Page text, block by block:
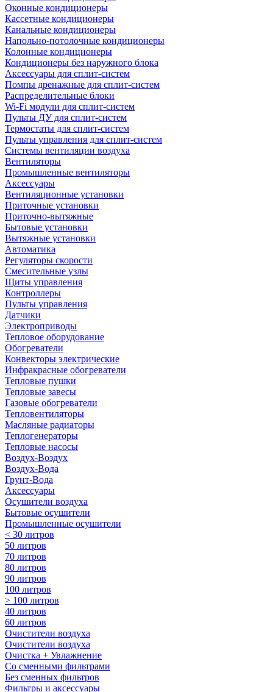
Оконные кондиционеры
Кассетные кондиционеры
Канальные кондиционеры
Напольно-потолочные кондиционеры
Колонные кондиционеры
Кондиционеры без наружного блока
Аксессуары для сплит-систем
Помпы дренажные для сплит-систем
Распределительные блоки
Wi-Fi модули для сплит-систем
Пульты ДУ для сплит-систем
Термостаты для сплит-систем
Пульты управления для сплит-систем
Системы вентиляции воздуха
Вентиляторы
Промышленные вентиляторы
Аксессуары
Вентиляционные установки
Приточные установки
Приточно-вытяжные
Бытовые установки
Вытяжные установки
Автоматика
Регуляторы скорости
Смесительные узлы
Щиты управления
Контроллеры
Пульты управления
Датчики
Электроприводы
Тепловое оборудование
Обогреватели
Конвекторы электрические
Инфракрасные обогреватели
Тепловые пушки
Тепловые завесы
Газовые обогреватели
Тепловентиляторы
Масляные радиаторы
Теплогенераторы
Тепловые насосы
Воздух-Воздух
Воздух-Вода
Грунт-Вода
Аксессуары
Осушители воздуха
Бытовые осушители
Промышленные осушители
< 30 литров
50 литров
70 литров
80 литров
90 литров
100 литров
> 100 литров
40 литров
60 литров
Очистители воздуха
Очистители воздуха
Очистка + Увлажнение
Cо сменными фильтрами
Без сменных фильтров
Фильтры и аксессуары